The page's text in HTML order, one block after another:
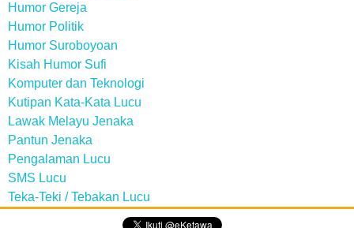
Humor Gereja
Humor Politik
Humor Suroboyoan
Kisah Humor Sufi
Komputer dan Teknologi
Kutipan Kata-Kata Lucu
Lawak Melayu Jenaka
Pantun Jenaka
Pengalaman Lucu
SMS Lucu
Teka-Teki / Tebakan Lucu